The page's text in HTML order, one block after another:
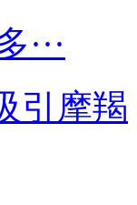
···
引摩羯